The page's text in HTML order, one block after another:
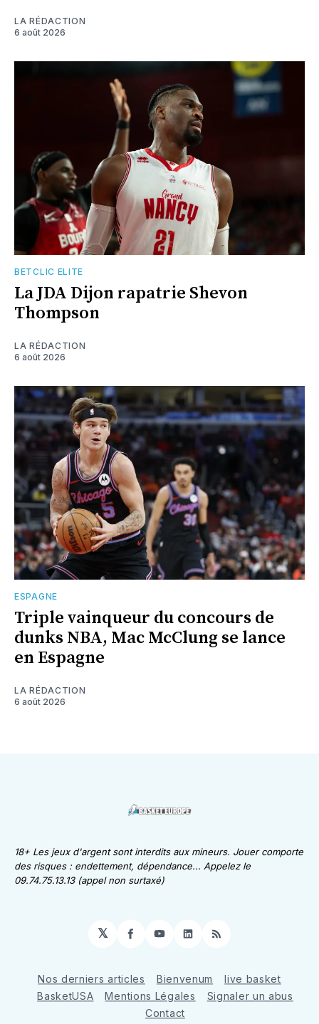
LA RÉDACTION
6 août 2026
BETCLIC ELITE
La JDA Dijon rapatrie Shevon
Thompson
LA RÉDACTION
6 août 2026
ESPAGNE
Triple vainqueur du concours de
dunks NBA, Mac McClung se lance
en Espagne
LA RÉDACTION
6 août 2026
18+ Les jeux d'argent sont interdits aux mineurs. Jouer comporte
des risques : endettement, dépendance... Appelez le
09.74.75.13.13 (appel non surtaxé)
𝕏 Facebook
YouTube
LinkedIn
RSS
Nos derniers articles Bienvenum
live basket
BasketUSA
Mentions Légales
Signaler un abus
Contact